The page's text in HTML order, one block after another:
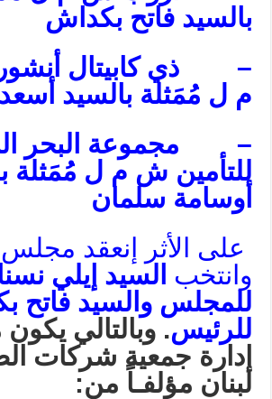
بالسيد فاتح بكداش
–ذي كابيتال
م ل مُمَثلة بالسيد أسعد
– مجموعة البحر
للتأمين ش م ل مُمَثلة
أوسامة سلمان
على الأثر إنعقد مجلس
وانتخب السيد إيلي
للمجلس والسيد فاتح
للرئيس. وبالتالي
إدارة جمعية شركات
لبنان مؤلفـاً من: